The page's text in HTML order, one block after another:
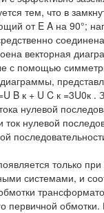
тем, что в
от E A на 90°;
векторная
с помощью
B к + U C к =3U0к
нулевой
ток нулевой
только
системами, и
первичной